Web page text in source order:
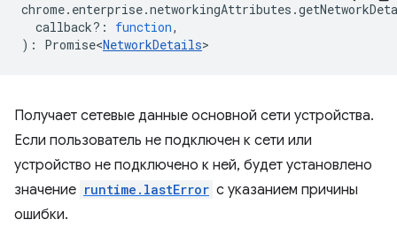
chrome. enterprise.networkingAttributes .
callback? : function,
) : Promise<NetworkDetails>
Получает сетевые данные основной сети устройства.
Если пользователь не подключен к сети или
устройство не подключено к ней, будет установлено
значение runtime.lastError с указанием причины
ошибки.